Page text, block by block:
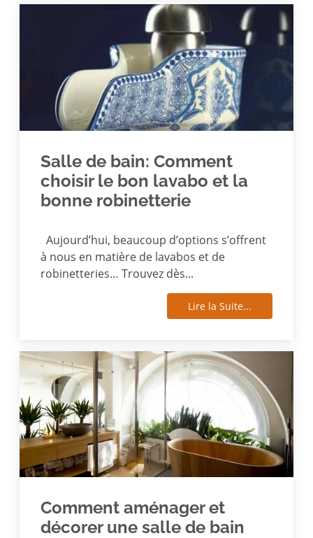
Salle de bain: Comment
choisir le bon lavabo et la
bonne robinetterie
Aujourd’hui, beaucoup d’options s’offrent
à nous en matière de lavabos et de
robinetteries… Trouvez dès...
Lire la Suite...
Comment aménager et
décorer une salle de bain